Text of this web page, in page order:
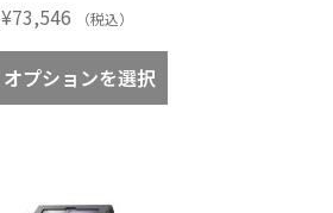
¥73,546 （税込）
オプションを選択